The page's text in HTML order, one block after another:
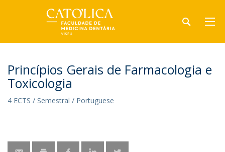
Princípios Gerais de Farmacologia e
Toxicologia
4 ECTS / Semestral / Portuguese